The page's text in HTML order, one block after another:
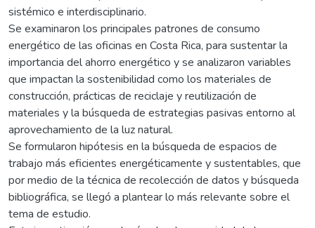
sistémico e interdisciplinario.
Se examinaron los principales patrones de consumo
energético de las oficinas en Costa Rica, para sustentar la
importancia del ahorro energético y se analizaron variables
que impactan la sostenibilidad como los materiales de
construcción, prácticas de reciclaje y reutilización de
materiales y la búsqueda de estrategias pasivas entorno al
aprovechamiento de la luz natural.
Se formularon hipótesis en la búsqueda de espacios de
trabajo más eficientes energéticamente y sustentables, que
por medio de la técnica de recolección de datos y búsqueda
bibliográfica, se llegó a plantear lo más relevante sobre el
tema de estudio.